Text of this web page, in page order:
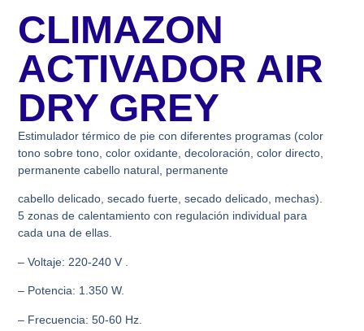
CLIMAZON
ACTIVADOR AIR
DRY GREY
Estimulador térmico de pie con diferentes programas (color
tono sobre tono, color oxidante, decoloración, color directo,
permanente cabello natural, permanente
cabello delicado, secado fuerte, secado delicado, mechas).
5 zonas de calentamiento con regulación individual para
cada una de ellas.
– Voltaje: 220-240 V .
– Potencia: 1.350 W.
– Frecuencia: 50-60 Hz.